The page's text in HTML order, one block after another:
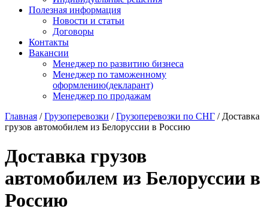
Полезная информация
Новости и статьи
Договоры
Контакты
Вакансии
Менеджер по развитию бизнеса
Менеджер по таможенному
оформлению(декларант)
Менеджер по продажам
Главная /Грузоперевозки /Грузоперевозки по СНГ / Доставка
грузов автомобилем из Белоруссии в Россию
Доставка грузов
автомобилем из Белоруссии в
Россию